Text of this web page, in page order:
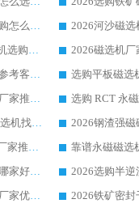
2026干湿式磁选机选购怎么选?多地区用户实测优选华体会手机网页版-华体会(中国) 生产厂家
高岭土提纯平板磁选机选购指南，优选华体会手机网页版-华体会(中国) 靠谱生产厂家
2026选购平板磁选机参考客户真实体验，华体会手机网页版-华体会(中国) 厂家行业口碑排名前列
2026平板磁选机靠谱厂家推荐_ 华体会手机网页版-华体会(中国) 凭借良好口碑获得众多客户认可
选购矿山 CTS 顺流磁选机找实体厂家，华体会手机网页版-华体会(中国) 按需定制设备配套完善售后
靠谱矿山强磁磁选机厂家推荐 2026客户真实使用心得分享
2026磁选机生产厂家哪家好?众多客户使用体验分享华体会手机网页版-华体会(中国)
2026湿式永磁磁选机厂家优选华体会手机网页版-华体会(中国) _客户真实使用心得分享